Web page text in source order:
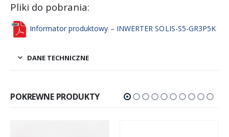
Pliki do pobrania:
Informator produktowy – INWERTER SOLIS-S5-GR3P5K
DANE TECHNICZNE
POKREWNE PRODUKTY